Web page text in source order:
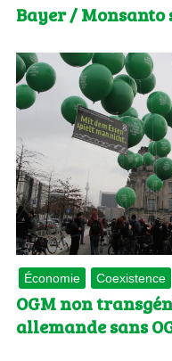
Bayer / Monsanto
Économie Coexistence
OGM non
allemande sans